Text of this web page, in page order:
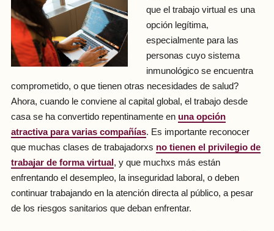
que el trabajo virtual es una
opción legítima,
especialmente para las
personas cuyo sistema
inmunológico se encuentra
comprometido, o que tienen otras necesidades de salud?
Ahora, cuando le conviene al capital global, el trabajo desde
casa se ha convertido repentinamente en una opción
atractiva para varias compañías. Es importante reconocer
que muchas clases de trabajadorxs no tienen el privilegio de
trabajar de forma virtual , y que muchxs más están
enfrentando el desempleo, la inseguridad laboral, o deben
continuar trabajando en la atención directa al público, a pesar
de los riesgos sanitarios que deban enfrentar.